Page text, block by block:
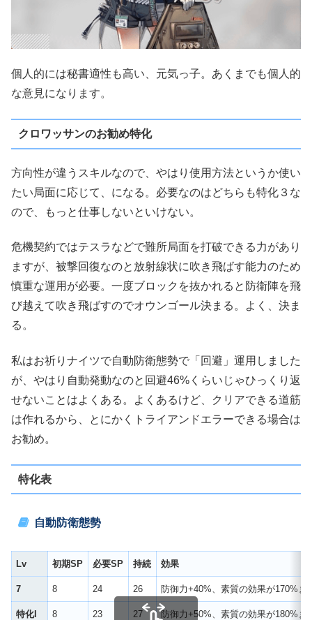
個人的には秘書適性も高い、元気っ子。あくまでも個人的
な意見になります。
クロワッサンのお勧め特化
方向性が違うスキルなので、やはり使用方法というか使い
たい局面に応じて、になる。必要なのはどちらも特化３な
ので、もっと仕事しないといけない。
危機契約ではテスラなどで難所局面を打破できる力があり
ますが、被撃回復なのと放射線状に吹き飛ばす能力のため
慎重な運用が必要。一度ブロックを抜かれると防衛陣を飛
び越えて吹き飛ばすのでオウンゴール決まる。よく、決ま
る。
私はお祈りナイツで自動防衛態勢で「回避」運用しました
が、やはり自動発動なのと回避46%くらいじゃひっくり返
せないことはよくある。よくあるけど、クリアできる道筋
は作れるから、とにかくトライアンドエラーできる場合は
お勧め。
特化表
自動防衛態勢
Lv 初期SP 必要SP 持続 効果
7 8 24 26 防御力+40%、素質の効果が170%ま
特化I 8 23 27 防御力+50%、素質の効果が180%ま